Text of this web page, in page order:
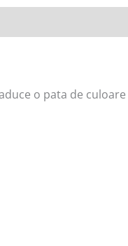
o pata de culoare